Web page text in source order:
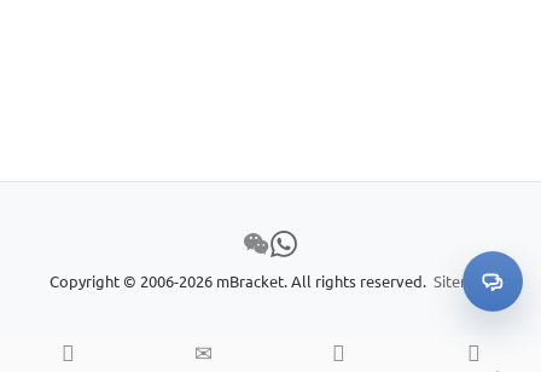
Copyright © 2006-2026 mBracket. All rights reserved. Sitemap